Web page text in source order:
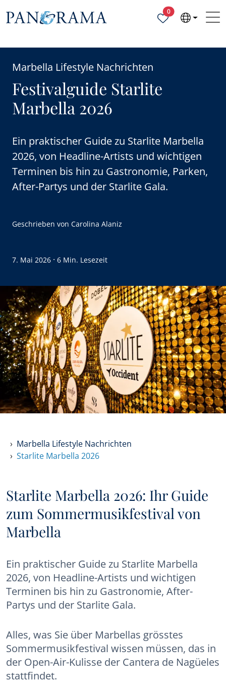
0Ausgewählte
Marbella Lifestyle Nachrichten
Festivalguide Starlite
Marbella 2026
Ein praktischer Guide zu Starlite Marbella
2026, von Headline-Artists und wichtigen
Terminen bis hin zu Gastronomie, Parken,
After-Partys und der Starlite Gala.
Geschrieben von Carolina Alaniz
7. Mai 2026 · 6 Min. Lesezeit
Marbella Lifestyle Nachrichten
Starlite Marbella 2026
Starlite Marbella 2026: Ihr Guide
zum Sommermusikfestival von
Marbella
Ein praktischer Guide zu Starlite Marbella
2026, von Headline-Artists und wichtigen
Terminen bis hin zu Gastronomie, After-
Partys und der Starlite Gala.
Alles, was Sie über Marbellas grösstes
Sommermusikfestival wissen müssen, das in
der Open-Air-Kulisse der Cantera de Nagüeles
stattfindet.